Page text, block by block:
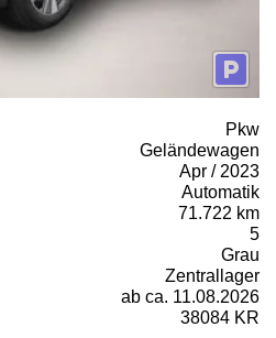
Pkw
Geländewagen
Apr / 2023
Automatik
71.722 km
5
Grau
Zentrallager
ab ca. 11.08.2026
38084 KR